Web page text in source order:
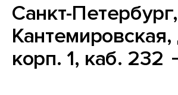
Санкт-
Кантемировская,
корп. 1, каб. 232